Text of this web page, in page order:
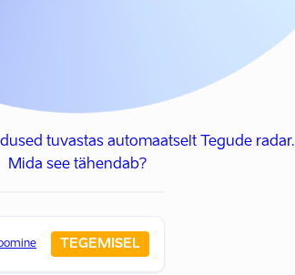
tuvastas automaatselt Tegude radar.
Mida see tähendab?
TEGEMISEL